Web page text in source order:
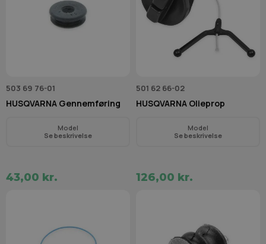
503 69 76-01
HUSQVARNA Gennemføring
Model
Se beskrivelse
43,00 kr.
501 62 66-02
HUSQVARNA Olieprop
Model
Se beskrivelse
126,00 kr.